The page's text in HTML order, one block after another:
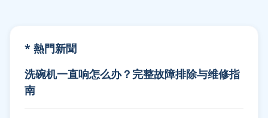
* 熱門新聞
洗碗机一直响怎么办？完整故障排除与维修指
南